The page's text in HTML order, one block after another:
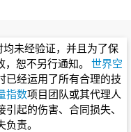
未经验证，并且为了保
恕不另行通知。 世界空
已经运用了所有合理的技
指数项目团队或其代理人
起的伤害、合同损失、
责。